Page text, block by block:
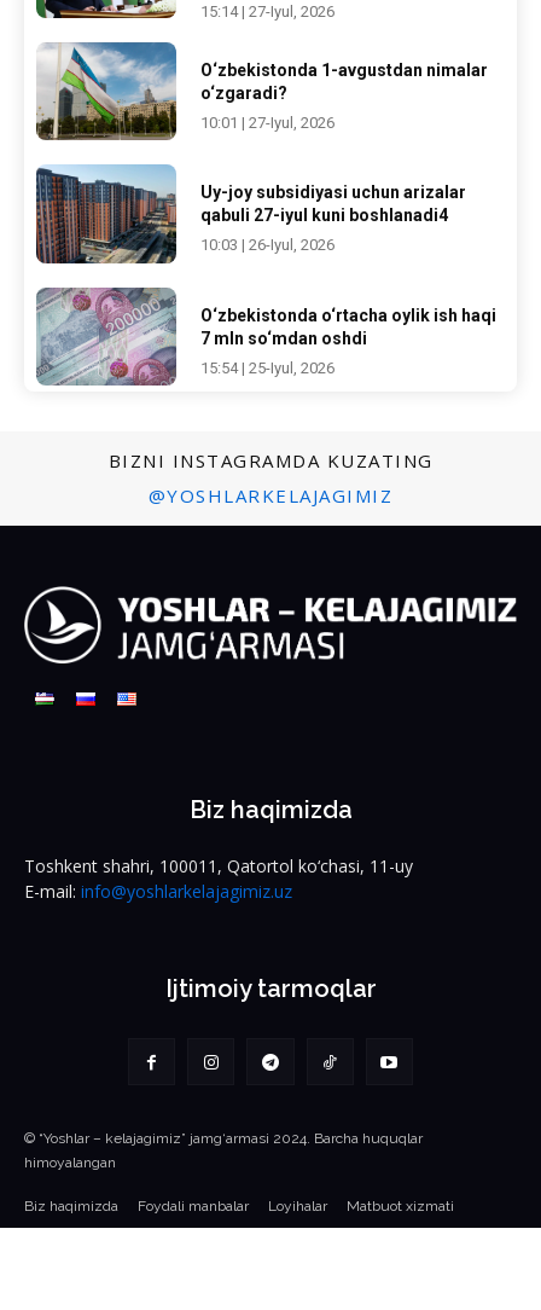
15:14 | 27-Iyul, 2026
O‘zbekistonda 1-avgustdan nimalar
o‘zgaradi?
10:01 | 27-Iyul, 2026
Uy-joy subsidiyasi uchun arizalar
qabuli 27-iyul kuni boshlanadi4
10:03 | 26-Iyul, 2026
O‘zbekistonda o‘rtacha oylik ish haqi
7 mln so‘mdan oshdi
15:54 | 25-Iyul, 2026
BIZNI INSTAGRAMDA KUZATING
@YOSHLARKELAJAGIMIZ
Biz haqimizda
Toshkent shahri, 100011, Qatortol ko‘chasi, 11-uy
E-mail: info@yoshlarkelajagimiz.uz
Ijtimoiy tarmoqlar
© “Yoshlar – kelajagimiz” jamg‘armasi 2024. Barcha huquqlar
himoyalangan
Biz haqimizda Foydali manbalar Loyihalar Matbuot xizmati